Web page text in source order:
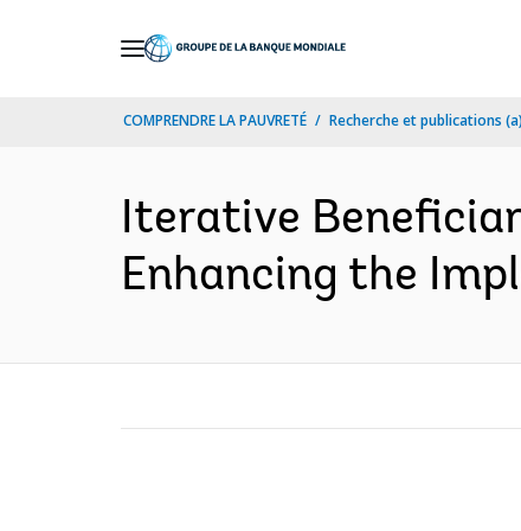
COMPRENDRE LA PAUVRETÉ Recherche et publications
Iterative
Enhancing the